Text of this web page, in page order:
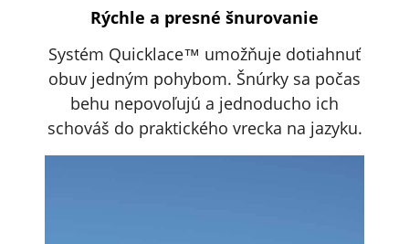
Rýchle a presné šnurovanie
Systém Quicklace™ umožňuje dotiahnuť
obuv jedným pohybom. Šnúrky sa počas
behu nepovoľujú a jednoducho ich
schováš do praktického vrecka na jazyku.